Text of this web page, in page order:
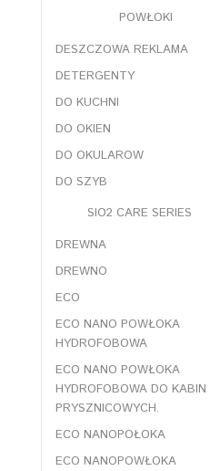
POWŁOKI
DESZCZOWA REKLAMA
DETERGENTY
DO KUCHNI
DO OKIEN
DO OKULAROW
DO SZYB
SIO2 CARE SERIES
DREWNA
DREWNO
ECO
ECO NANO POWŁOKA
HYDROFOBOWA
ECO NANO POWŁOKA
HYDROFOBOWA DO KABIN
PRYSZNICOWYCH.
ECO NANOPOŁOKA
ECO NANOPOWŁOKA